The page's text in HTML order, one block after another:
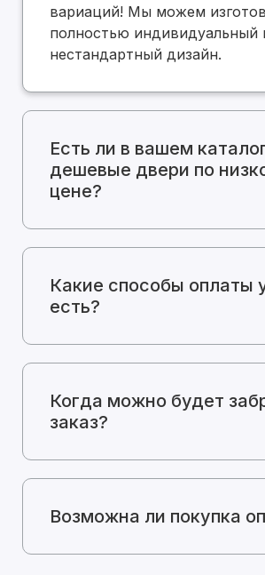
вариаций! Мы можем
полностью индивидуальный
нестандартный дизайн.
Есть ли в вашем
дешевые двери по
цене?
Какие способы оплаты
есть?
Когда можно будет
заказ?
Возможна ли покупка